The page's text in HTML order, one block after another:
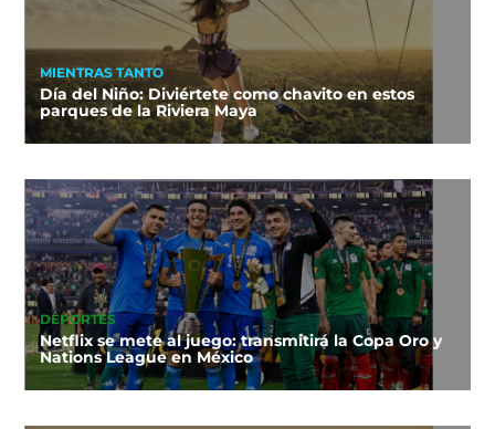
MIENTRAS TANTO
Día del Niño: Diviértete como chavito en estos
parques de la Riviera Maya
DEPORTES
Netflix se mete al juego: transmitirá la Copa Oro y
Nations League en México